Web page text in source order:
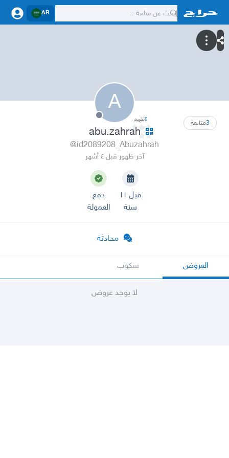
AR
A
3متابعة 0تقييم
abu.zahrah
@id2089208_Abuzahrah
آخر ظهور قبل ٤ أشهر
قبل ١١
سنة
دفع
العمولة
محادثة
العروض سكوب
لا يوجد عروض